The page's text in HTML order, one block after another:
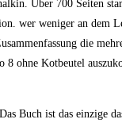
Über 700 Seiten
wer weniger an dem
die
8 ohne Kotbeutel
Buch ist das einzige